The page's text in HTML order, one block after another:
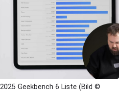
Geekbench 6 Liste (Bild ©